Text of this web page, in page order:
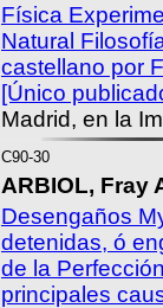
Física
Natural
castellano por
[Único
Madrid, en la
C90-30
ARBIOL, Fray
Desengaños
detenidas, ó
de la
principales